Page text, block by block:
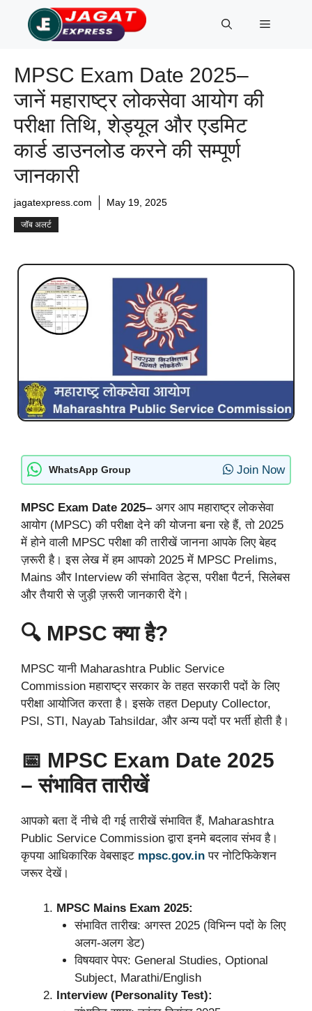
content
Menu
MPSC Exam Date 2025–
जानें महाराष्ट्र लोकसेवा आयोग की
परीक्षा तिथि, शेड्यूल और एडमिट
कार्ड डाउनलोड करने की सम्पूर्ण
जानकारी
jagatexpress.com May 19, 2025
जॉब अलर्ट
WhatsApp Group Join Now
MPSC Exam Date 2025– अगर आप महाराष्ट्र लोकसेवा
आयोग (MPSC) की परीक्षा देने की योजना बना रहे हैं, तो 2025
में होने वाली MPSC परीक्षा की तारीखें जानना आपके लिए बेहद
ज़रूरी है। इस लेख में हम आपको 2025 में MPSC Prelims,
Mains और Interview की संभावित डेट्स, परीक्षा पैटर्न, सिलेबस
और तैयारी से जुड़ी ज़रूरी जानकारी देंगे।
🔍 MPSC क्या है?
MPSC यानी Maharashtra Public Service
Commission महाराष्ट्र सरकार के तहत सरकारी पदों के लिए
परीक्षा आयोजित करता है। इसके तहत Deputy Collector,
PSI, STI, Nayab Tahsildar, और अन्य पदों पर भर्ती होती है।
📅 MPSC Exam Date 2025
– संभावित तारीखें
आपको बता दें नीचे दी गई तारीखें संभावित हैं, Maharashtra
Public Service Commission द्वारा इनमे बदलाव संभव है।
कृपया आधिकारिक वेबसाइट mpsc.gov.in पर नोटिफिकेशन
जरूर देखें।
MPSC Mains Exam 2025:
संभावित तारीख: अगस्त 2025 (विभिन्न पदों के लिए
अलग-अलग डेट)
विषयवार पेपर: General Studies, Optional
Subject, Marathi/English
Interview (Personality Test):